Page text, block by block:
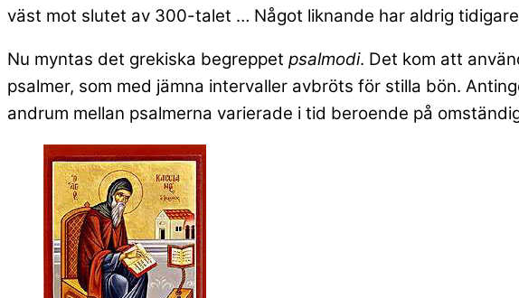
väst mot slutet av 300-talet … Något liknande har aldrig
Nu myntas det grekiska begreppet psalmodi. Det kom att
psalmer, som med jämna intervaller avbröts för stilla bön.
andrum mellan psalmerna varierade i tid beroende på